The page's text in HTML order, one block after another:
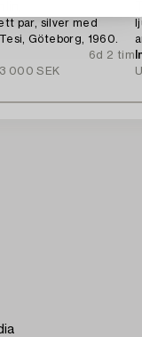
par, silver med
Göteborg, 1960.
6d 2 tim
3 000 SEK